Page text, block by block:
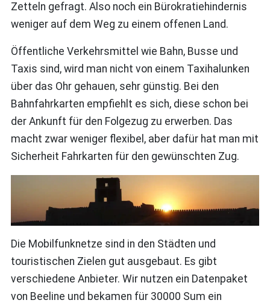
Zetteln gefragt. Also noch ein Bürokratiehindernis
weniger auf dem Weg zu einem offenen Land.
Öffentliche Verkehrsmittel wie Bahn, Busse und
Taxis sind, wird man nicht von einem Taxihalunken
über das Ohr gehauen, sehr günstig. Bei den
Bahnfahrkarten empfiehlt es sich, diese schon bei
der Ankunft für den Folgezug zu erwerben. Das
macht zwar weniger flexibel, aber dafür hat man mit
Sicherheit Fahrkarten für den gewünschten Zug.
Die Mobilfunknetze sind in den Städten und
touristischen Zielen gut ausgebaut. Es gibt
verschiedene Anbieter. Wir nutzen ein Datenpaket
von Beeline und bekamen für 30000 Sum ein